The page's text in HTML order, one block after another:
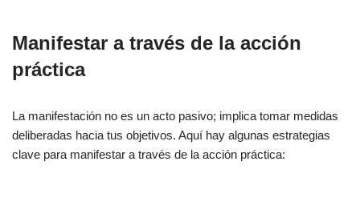
Manifestar a través de la acción
práctica
La manifestación no es un acto pasivo; implica tomar medidas
deliberadas hacia tus objetivos. Aquí hay algunas estrategias
clave para manifestar a través de la acción práctica: